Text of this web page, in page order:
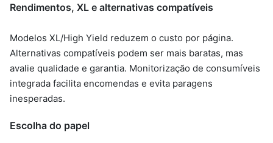
Rendimentos, XL e alternativas compatíveis
Modelos XL/High Yield reduzem o custo por página.
Alternativas compatíveis podem ser mais baratas, mas
avalie qualidade e garantia. Monitorização de consumíveis
integrada facilita encomendas e evita paragens
inesperadas.
Escolha do papel